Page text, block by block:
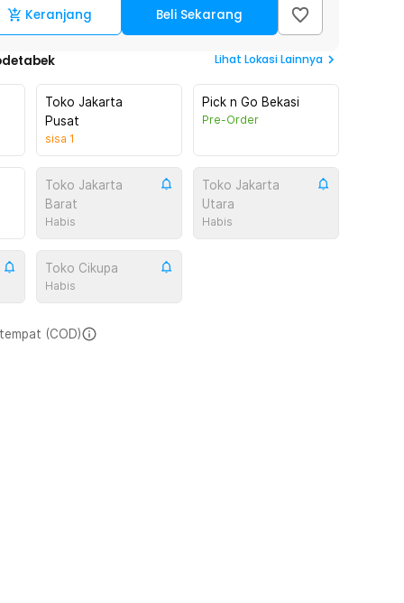
Keranjang Beli Sekarang
Lihat Lokasi Lainnya
Toko Jakarta
Pusat
sisa 1
Pick n Go Bekasi
Pre-Order
Toko Jakarta
Barat
Habis
Toko Jakarta
Utara
Habis
Toko Cikupa
Habis
(COD)